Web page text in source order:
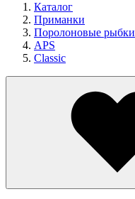
Каталог
Приманки
Поролоновые рыбки
APS
Classic